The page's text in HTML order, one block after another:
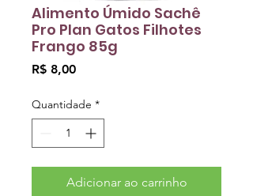
Alimento Úmido Sachê
Pro Plan Gatos Filhotes
Frango 85g
R$ 8,00Preço
Quantidade *
Adicionar ao carrinho